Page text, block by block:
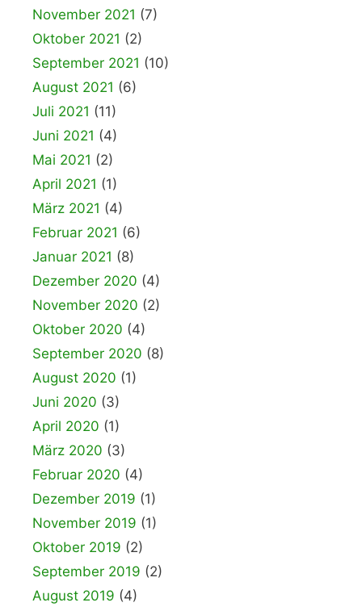
November 2021 (7)
Oktober 2021 (2)
September 2021 (10)
August 2021 (6)
Juli 2021 (11)
Juni 2021 (4)
Mai 2021 (2)
April 2021 (1)
März 2021 (4)
Februar 2021 (6)
Januar 2021 (8)
Dezember 2020 (4)
November 2020 (2)
Oktober 2020 (4)
September 2020 (8)
August 2020 (1)
Juni 2020 (3)
April 2020 (1)
März 2020 (3)
Februar 2020 (4)
Dezember 2019 (1)
November 2019 (1)
Oktober 2019 (2)
September 2019 (2)
August 2019 (4)